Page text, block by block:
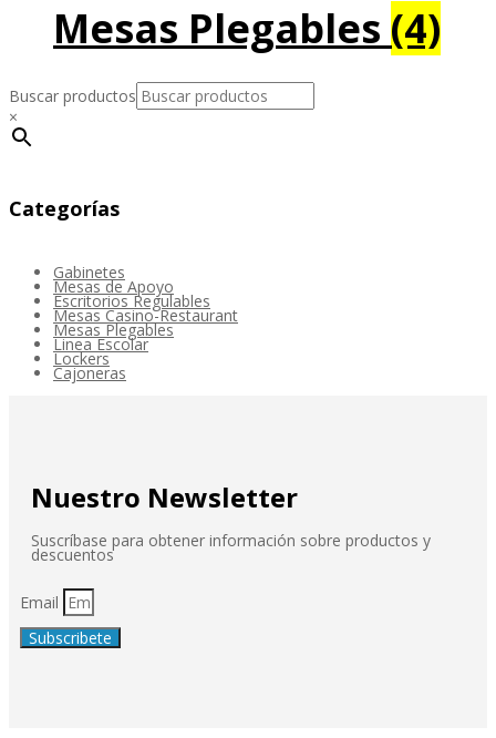
Mesas Plegables (4)
Buscar productos
×
Categorías
Gabinetes
Mesas de Apoyo
Escritorios Regulables
Mesas Casino-Restaurant
Mesas Plegables
Linea Escolar
Lockers
Cajoneras
Nuestro Newsletter
Suscríbase para obtener información sobre productos y
descuentos
Email
Subscribete